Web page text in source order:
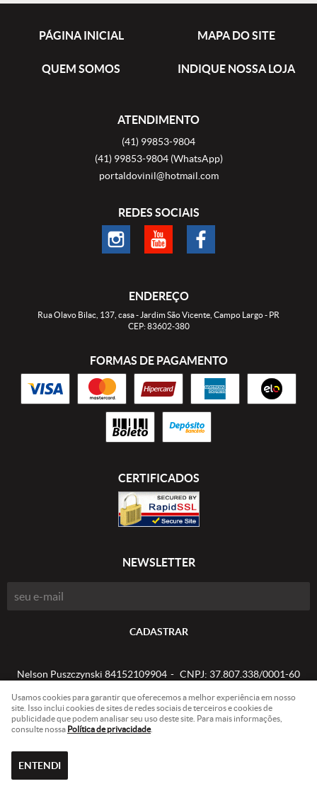
PÁGINA INICIAL MAPA DO SITE
QUEM SOMOS INDIQUE NOSSA LOJA
ATENDIMENTO
(41) 99853-9804
(41)99853-9804 (WhatsApp)
portaldovinil@hotmail.com
REDES SOCIAIS
ENDEREÇO
Rua Olavo Bilac, 137, casa- Jardim São Vicente, Campo Largo- PR
CEP: 83602-380
FORMAS DE PAGAMENTO
CERTIFICADOS
NEWSLETTER
CADASTRAR
Nelson Puszczynski 84152109904 CNPJ: 37.807.338/0001-60
LOJA VIRTUAL CRIADA POR
Usamos cookies para garantir que oferecemos a melhor experiência em nosso
site. Isso inclui cookies de sites de redes sociais de terceiros e cookies de
publicidade que podem analisar seu uso deste site. Para mais informações,
consulte nossa Política de privacidade.
ENTENDI